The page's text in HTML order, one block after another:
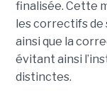
finalisée. Cette
les correctifs de
ainsi que la
évitant ainsi
distinctes.